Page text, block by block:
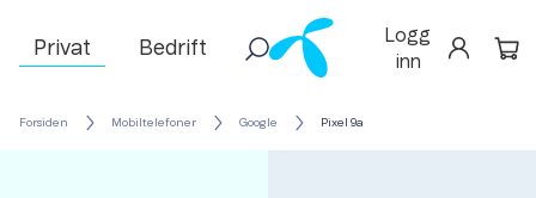
Privat Bedrift
Logg
inn
Forsiden Mobiltelefoner Google Pixel 9a